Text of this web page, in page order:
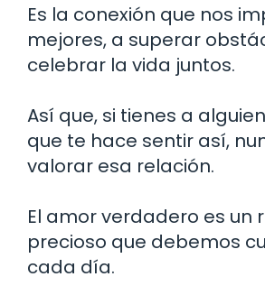
Es la conexión que nos
mejores, a superar
celebrar la vida juntos.
Así que, si tienes a
que te hace sentir así,
valorar esa relación.
El amor verdadero es un
precioso que debemos
cada día.